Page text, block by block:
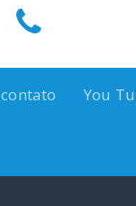
contato You